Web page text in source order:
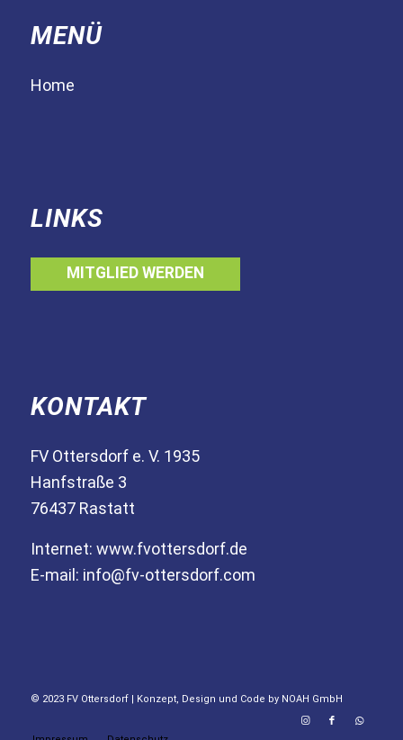
MENÜ
Home
LINKS
MITGLIED WERDEN
KONTAKT
FV Ottersdorf e. V. 1935
Hanfstraße 3
76437 Rastatt
Internet: www.fvottersdorf.de
E-mail: info@fv-ottersdorf.com
© 2023 FV Ottersdorf | Konzept, Design und Code by NOAH GmbH